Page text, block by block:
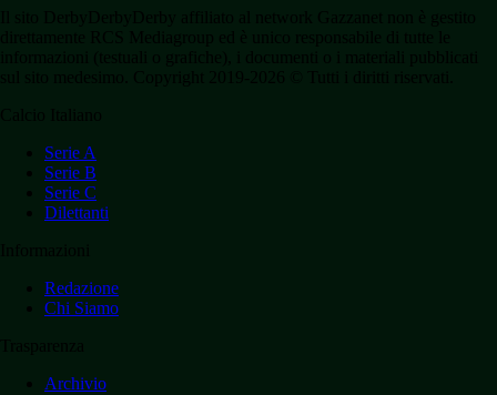
Serie A
Serie B
Serie C
Dilettanti
Redazione
Chi Siamo
Archivio